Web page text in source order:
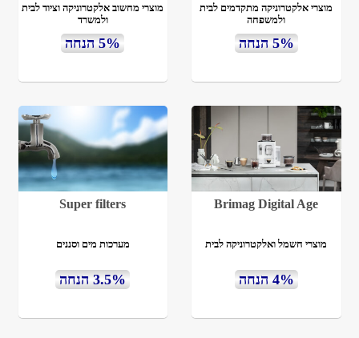
מוצרי אלקטרוניקה מתקדמים לבית
ולמשפחה
5% הנחה
מוצרי מחשוב אלקטרוניקה וציוד לבית
ולמשרד
5% הנחה
Brimag Digital Age
מוצרי חשמל ואלקטרוניקה לבית
4% הנחה
Super filters
מערכות מים וסננים
3.5% הנחה